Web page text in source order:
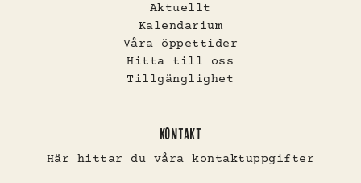
Aktuellt
Kalendarium
Våra öppettider
Hitta till oss
Tillgänglighet
KONTAKT
Här hittar du våra kontaktuppgifter